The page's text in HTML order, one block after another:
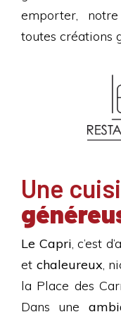
emporter,
toutes créations
Une
Le Capri, c’est
et chaleureux,
la Place des
Dans une